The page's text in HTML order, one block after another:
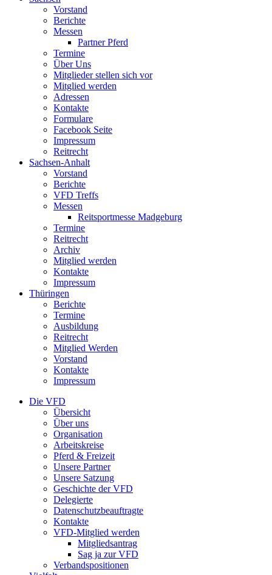
Vorstand
Berichte
Messen
Partner Pferd
Termine
Über Uns
Mitglieder stellen sich vor
Mitglied werden
Adressen
Kontakte
Formulare
Facebook Seite
Impressum
Reitrecht
Sachsen-Anhalt
Vorstand
Berichte
VFD Treffs
Messen
Reitsportmesse Madgeburg
Termine
Reitrecht
Archiv
Mitglied werden
Kontakte
Impressum
Thüringen
Berichte
Termine
Ausbildung
Reitrecht
Mitglied Werden
Vorstand
Kontakte
Impressum
Die VFD
Übersicht
Über uns
Organisation
Arbeitskreise
Pferd & Freizeit
Unsere Partner
Unsere Satzung
Geschichte der VFD
Delegierte
Datenschutzbeauftragte
Kontakte
VFD-Mitglied werden
Mitgliedsantrag
Sag ja zur VFD
Verbandspositionen